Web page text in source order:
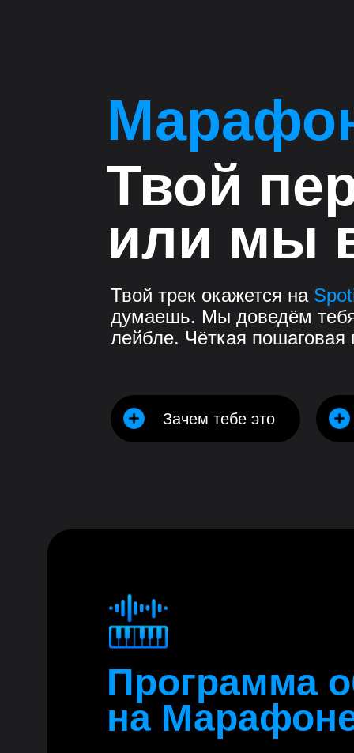
Программа
на
Зачем тебе это
Твой трек окажется на
думаешь. Мы доведём тебя
лейбле. Чёткая
Твой
или мы